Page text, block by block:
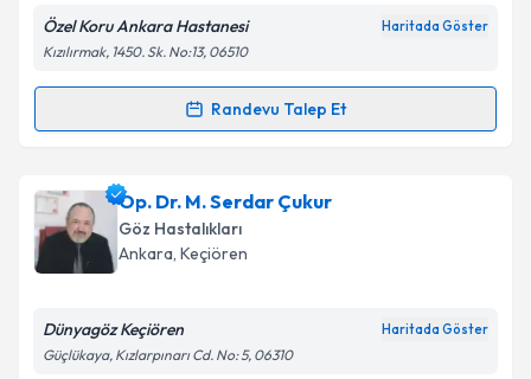
kapsamda işlenmesini kabul ediyorum.
Takvim Talebini Gönder
Özel Koru Ankara Hastanesi Haritada Göster
Kızılırmak, 1450. Sk. No:13, 06510
Randevu Talep Et
Randevu Takvimi Talebi
Op. Dr. Şerife Ayşe Altınokiçin randevu takvimi
talebi oluşturun. Size bu uzmandan randevu almanız
için bir takvim hazırlandığında e-posta ile
bilgilendireceğiz.
Op. Dr. M. Serdar Çukur
Göz Hastalıkları
Ankara, Keçiören
Dünyagöz Keçiören Haritada Göster
Güçlükaya, Kızlarpınarı Cd. No: 5, 06310